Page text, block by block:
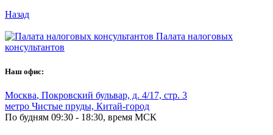
Назад
Палата налоговых
консультантов
Наш офис:
Москва, Покровский бульвар, д. 4/17, стр. 3
метро Чистые пруды, Китай-город
По будням 09:30 - 18:30, время МСК